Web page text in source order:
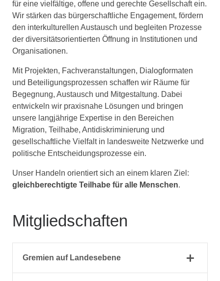
für eine vielfältige, offene und gerechte Gesellschaft ein.
Wir stärken das bürgerschaftliche Engagement, fördern
den interkulturellen Austausch und begleiten Prozesse
der diversitätsorientierten Öffnung in Institutionen und
Organisationen.
Mit Projekten, Fachveranstaltungen, Dialogformaten
und Beteiligungsprozessen schaffen wir Räume für
Begegnung, Austausch und Mitgestaltung. Dabei
entwickeln wir praxisnahe Lösungen und bringen
unsere langjährige Expertise in den Bereichen
Migration, Teilhabe, Antidiskriminierung und
gesellschaftliche Vielfalt in landesweite Netzwerke und
politische Entscheidungsprozesse ein.
Unser Handeln orientiert sich an einem klaren Ziel:
gleichberechtigte Teilhabe für alle Menschen.
Mitgliedschaften
Gremien auf Landesebene